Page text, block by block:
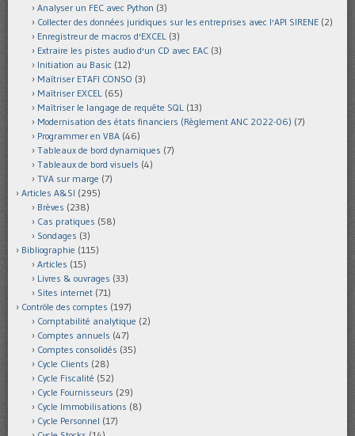
Analyser un FEC avec Python (3)
Collecter des données juridiques sur les entreprises avec l'API SIRENE (2)
Enregistreur de macros d'EXCEL (3)
Extraire les pistes audio d'un CD avec EAC (3)
Initiation au Basic (12)
Maîtriser ETAFI CONSO (3)
Maîtriser EXCEL (65)
Maîtriser le langage de requête SQL (13)
Modernisation des états financiers (Règlement ANC 2022-06) (7)
Programmer en VBA (46)
Tableaux de bord dynamiques (7)
Tableaux de bord visuels (4)
TVA sur marge (7)
Articles A&SI (295)
Brèves (238)
Cas pratiques (58)
Sondages (3)
Bibliographie (115)
Articles (15)
Livres & ouvrages (33)
Sites internet (71)
Contrôle des comptes (197)
Comptabilité analytique (2)
Comptes annuels (47)
Comptes consolidés (35)
Cycle Clients (28)
Cycle Fiscalité (52)
Cycle Fournisseurs (29)
Cycle Immobilisations (8)
Cycle Personnel (17)